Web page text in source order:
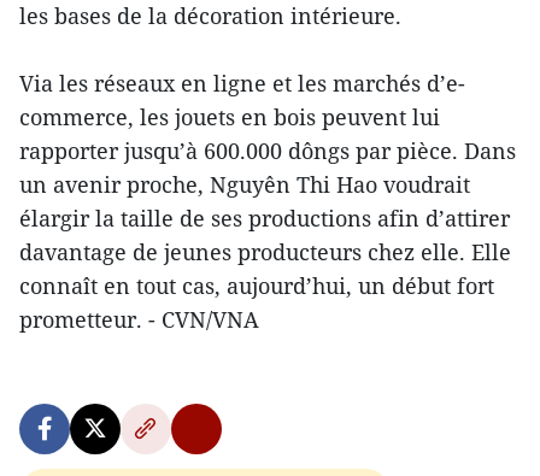
les bases de la décoration intérieure.
Via les réseaux en ligne et les marchés d’e-
commerce, les jouets en bois peuvent lui
rapporter jusqu’à 600.000 dôngs par pièce. Dans
un avenir proche, Nguyên Thi Hao voudrait
élargir la taille de ses productions afin d’attirer
davantage de jeunes producteurs chez elle. Elle
connaît en tout cas, aujourd’hui, un début fort
prometteur. - CVN/VNA